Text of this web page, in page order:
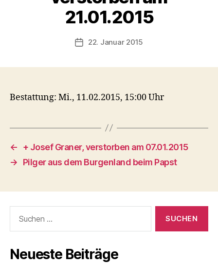
21.01.2015
Veröffentlichungsdatum
22. Januar 2015
Bestattung: Mi., 11.02.2015, 15:00 Uhr
←
+ Josef Graner, verstorben am 07.01.2015
→
Pilger aus dem Burgenland beim Papst
nach:
Neueste Beiträge